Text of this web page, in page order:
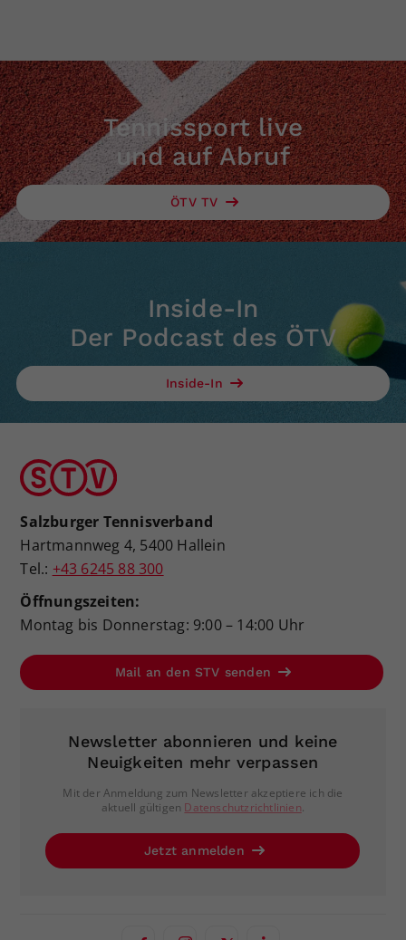
Tennissport live
und auf Abruf
ÖTV TV
Inside-In
Der Podcast des ÖTV
Inside-In
Salzburger Tennisverband
Hartmannweg 4, 5400 Hallein
Tel.: +43 6245 88 300
Öffnungszeiten:
Montag bis Donnerstag: 9:00 – 14:00 Uhr
Mail an den STV senden
Newsletter abonnieren und keine
Neuigkeiten mehr verpassen
Mit der Anmeldung zum Newsletter akzeptiere ich die
aktuell gültigen Datenschutzrichtlinien.
Jetzt anmelden